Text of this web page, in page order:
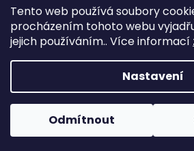
Tento web používá soubory
procházením tohoto webu
jejich používáním.. Více informací
Nastavení
Odmítnout
ZAREGISTRUJ SE A ZÍSKEJ SLEVU
Vytvořil
Copyright 2026Evilo . Všechna